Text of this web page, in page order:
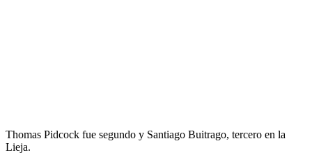
Thomas Pidcock fue segundo y Santiago Buitrago, tercero en la
Lieja.